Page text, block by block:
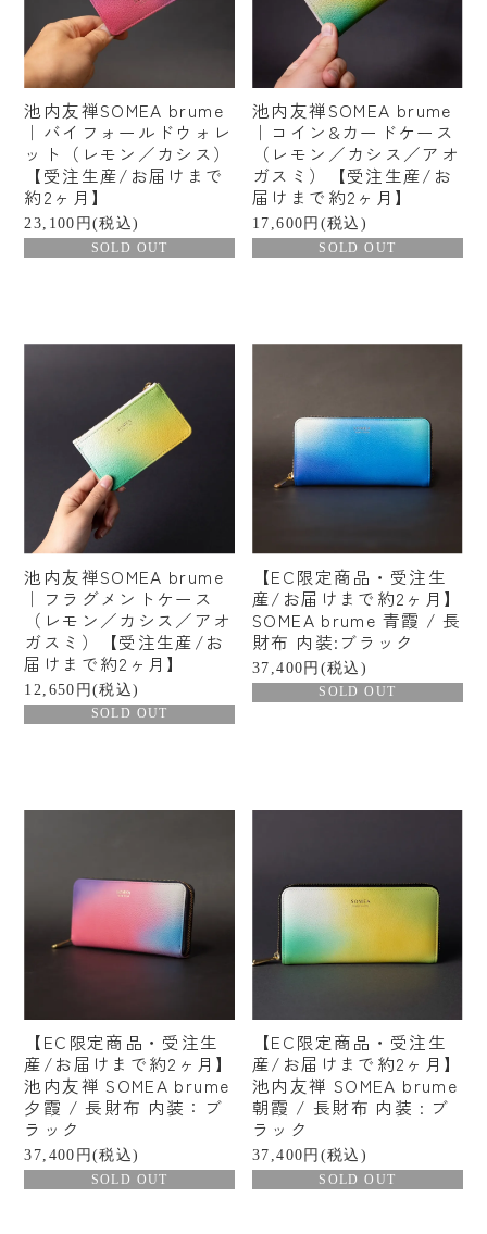
池内友禅SOMEA brume
｜バイフォールドウォレ
ット（レモン／カシス）
【受注生産/お届けまで
約2ヶ月】
23,100円(税込)
SOLD OUT
池内友禅SOMEA brume
｜コイン&カードケース
（レモン／カシス／アオ
ガスミ）【受注生産/お
届けまで約2ヶ月】
17,600円(税込)
SOLD OUT
池内友禅SOMEA brume
｜フラグメントケース
（レモン／カシス／アオ
ガスミ）【受注生産/お
届けまで約2ヶ月】
12,650円(税込)
SOLD OUT
【EC限定商品・受注生
産/お届けまで約2ヶ月】
SOMEA brume 青霞 / 長
財布 内装:ブラック
37,400円(税込)
SOLD OUT
【EC限定商品・受注生
産/お届けまで約2ヶ月】
池内友禅 SOMEA brume
夕霞 / 長財布 内装：ブ
ラック
37,400円(税込)
SOLD OUT
【EC限定商品・受注生
産/お届けまで約2ヶ月】
池内友禅 SOMEA brume
朝霞 / 長財布 内装 : ブ
ラック
37,400円(税込)
SOLD OUT